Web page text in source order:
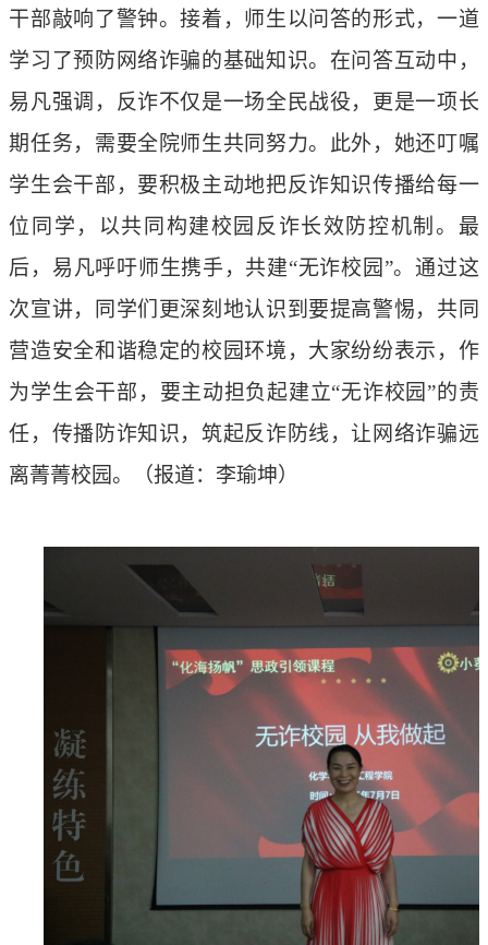
干部敲响了警钟。接着，师生以问答的形式，一道
学习了预防网络诈骗的基础知识。在问答互动中，
易凡强调，反诈不仅是一场全民战役，更是一项长
期任务，需要全院师生共同努力。此外，她还叮嘱
学生会干部，要积极主动地把反诈知识传播给每一
位同学，以共同构建校园反诈长效防控机制。最
后，易凡呼吁师生携手，共建“无诈校园”。通过这
次宣讲，同学们更深刻地认识到要提高警惕，共同
营造安全和谐稳定的校园环境，大家纷纷表示，作
为学生会干部，要主动担负起建立“无诈校园”的责
任，传播防诈知识，筑起反诈防线，让网络诈骗远
离菁菁校园。
（报道：李瑜坤）